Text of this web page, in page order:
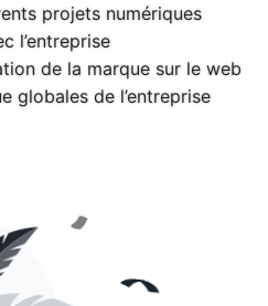
projets numériques
l’entreprise
de la marque sur le web
globales de l’entreprise